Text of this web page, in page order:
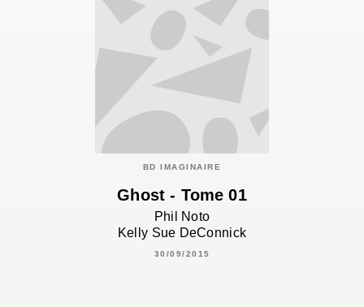
BD IMAGINAIRE
Ghost - Tome 01
Phil Noto
Kelly Sue DeConnick
30/09/2015